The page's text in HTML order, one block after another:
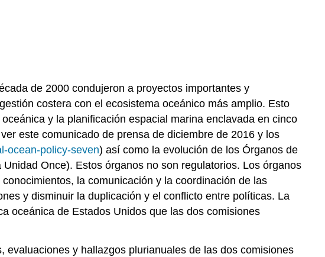
de 2000 condujeron a proyectos importantes y
costera con el ecosistema oceánico más amplio. Esto
y la planificación espacial marina enclavada en cinco
este comunicado de prensa de diciembre de 2016 y los
ocean-policy-seven) así como la evolución de los Órganos de
Once). Estos órganos no son regulatorios. Los órganos
la comunicación y la coordinación de las
y disminuir la duplicación y el conflicto entre políticas. La
oceánica de Estados Unidos que las dos comisiones
y hallazgos plurianuales de las dos comisiones